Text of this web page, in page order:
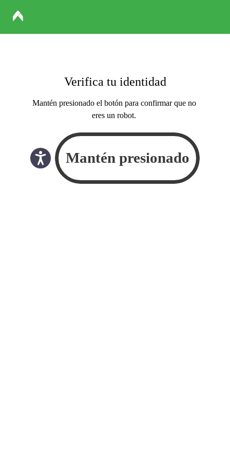
Verifica tu identidad
Mantén presionado el botón para confirmar que no
eres un robot.